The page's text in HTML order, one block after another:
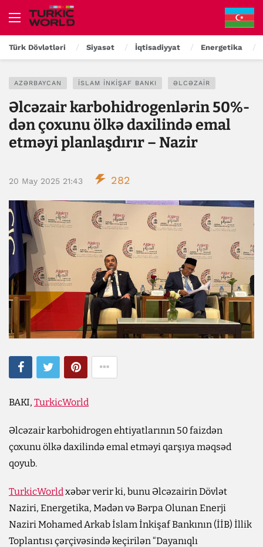
Türk Dövlətləri Siyasət İqtisadiyyat Energetika
AZƏRBAYCAN İSLAM İNKIŞAF BANKI ƏLCƏZAIR
Əlcəzair karbohidrogenlərin 50%-
dən çoxunu ölkə daxilində emal
etməyi planlaşdırır – Nazir
20 May 2025 21:43 282
BAKI, TurkicWorld
Əlcəzair karbohidrogen ehtiyatlarının 50 faizdən
çoxunu ölkə daxilində emal etməyi qarşıya məqsəd
qoyub.
TurkicWorldxəbər verir ki, bunu Əlcəzairin Dövlət
Naziri, Energetika, Mədən və Bərpa Olunan Enerji
Naziri Mohamed Arkab İslam İnkişaf Bankının (İİB) İllik
Toplantısı çərçivəsində keçirilən “Dayanıqlı